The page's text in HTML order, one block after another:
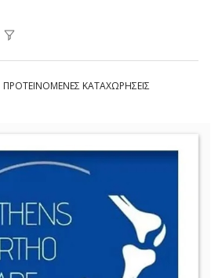
ΠΡΟΤΕΙΝΟΜΕΝΕΣ ΚΑΤΑΧΩΡΗΣΕΙΣ